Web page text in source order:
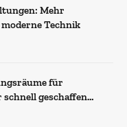
Mehr
Technik
für
geschaffen